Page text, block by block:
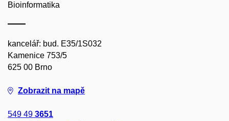
Bioinformatika
kancelář: bud. E35/1S032
Kamenice 753/5
625 00 Brno
Zobrazit na mapě
549 49 3651